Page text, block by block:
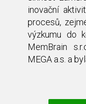
inovační
procesů,
výzkumu do
MemBrain
MEGA a.s. a